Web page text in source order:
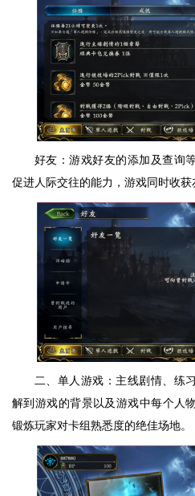
好友：游戏好友的添加及查询
促进人际交往的能力，游戏同时收获
二、单人游戏：主线剧情、练
解到游戏的背景以及游戏中每个人
锻炼玩家对卡组熟悉度的绝佳场地。